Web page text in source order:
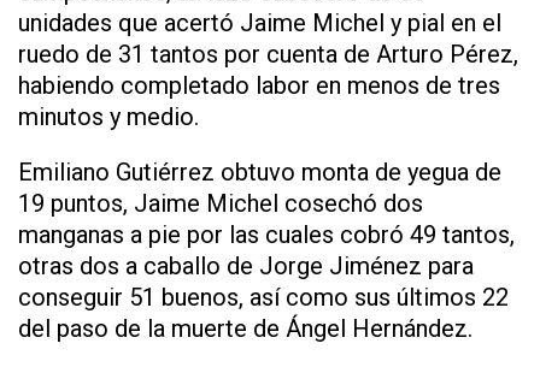
unidades que acertó Jaime Michel y pial en el
ruedo de 31 tantos por cuenta de Arturo Pérez,
habiendo completado labor en menos de tres
minutos y medio.
Emiliano Gutiérrez obtuvo monta de yegua de
19 puntos, Jaime Michel cosechó dos
manganas a pie por las cuales cobró 49 tantos,
otras dos a caballo de Jorge Jiménez para
conseguir 51 buenos, así como sus últimos 22
del paso de la muerte de Ángel Hernández.